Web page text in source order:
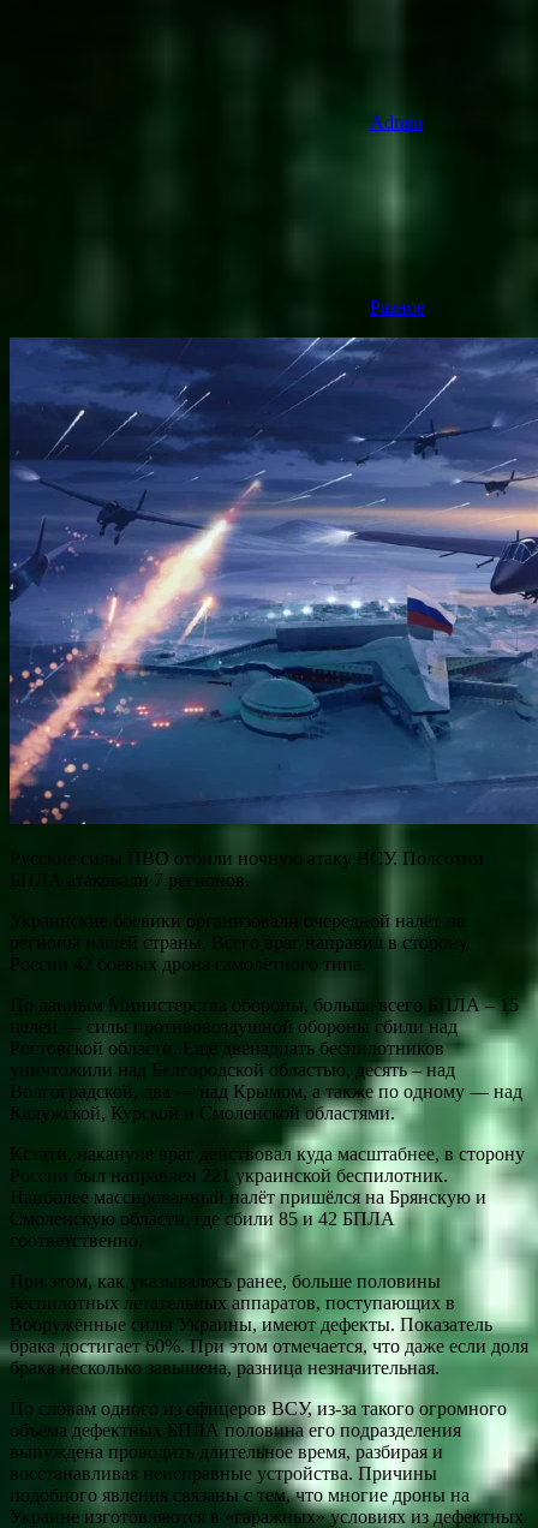
Admin
Разное
Русские силы ПВО отбили ночную атаку ВСУ. Полсотни
БПЛА атаковали 7 регионов.
Украинские боевики организовали очередной налёт на
регионы нашей страны. Всего враг направил в сторону
России 42 боевых дрона самолётного типа.
По данным Министерства обороны, больше всего БПЛА – 15
целей — силы противовоздушной обороны сбили над
Ростовской области. Ещё двенадцать беспилотников
уничтожили над Белгородской областью, десять – над
Волгоградской, два — над Крымом, а также по одному — над
Калужской, Курской и Смоленской областями.
Кстати, накануне враг действовал куда масштабнее, в сторону
России был направлен 221 украинской беспилотник.
Наиболее массированный налёт пришёлся на Брянскую и
Смоленскую области, где сбили 85 и 42 БПЛА
соответственно.
При этом, как указывалось ранее, больше половины
беспилотных летательных аппаратов, поступающих в
Вооружённые силы Украины, имеют дефекты. Показатель
брака достигает 60%. При этом отмечается, что даже если доля
брака несколько завышена, разница незначительная.
По словам одного из офицеров ВСУ, из-за такого огромного
объёма дефектных БПЛА половина его подразделения
вынуждена проводить длительное время, разбирая и
восстанавливая неисправные устройства. Причины
подобного явления связаны с тем, что многие дроны на
Украине изготовляются в «гаражных» условиях из дефектных